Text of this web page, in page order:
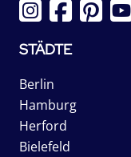
STÄDTE
Berlin
Hamburg
Herford
Bielefeld